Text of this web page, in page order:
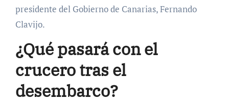
presidente del Gobierno de Canarias, Fernando
Clavijo.
¿Qué pasará con el
crucero tras el
desembarco?